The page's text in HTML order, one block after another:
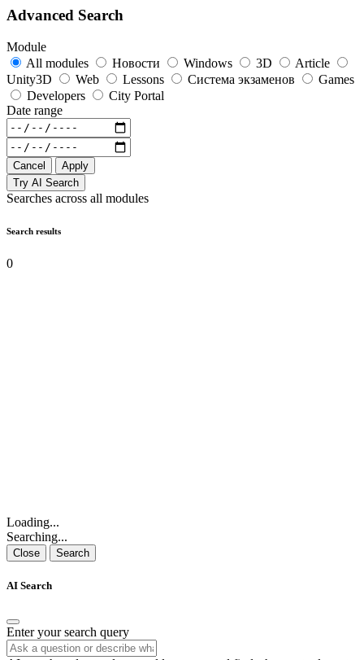
Advanced Search
Module
All modules
Новости Windows 3D
Article
Unity3D
Web Lessons Система экзаменов
Games
Developers
City Portal
Date range
Cancel
Apply
Try AI Search
Searches across all modules
Search results
0
Loading...
Searching...
Close Search
AI Search
Enter your search query